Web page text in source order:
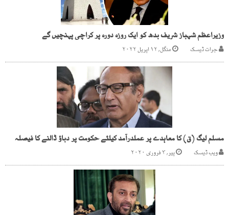
وزیراعظم شہباز شریف بدھ کو ایک روزہ دورہ پر کراچی پہنچیں گے
جرات ڈیسک منگل, ۱۲ اپریل ۲۰۲۲
مسلم لیگ (ق) کا معاہدے پر عملدرآمد کیلئے حکومت پر دباؤ ڈالنے کا فیصلہ
ویب ڈیسک پیر, ۳ فروری ۲۰۲۰